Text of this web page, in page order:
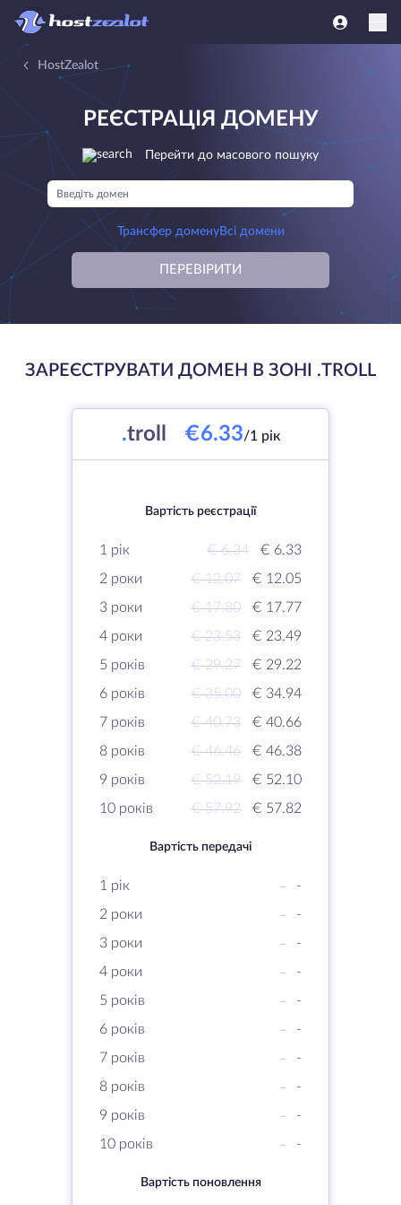
HostZealot
РЕЄСТРАЦІЯ ДОМЕНУ
Перейти до масового пошуку
Трансфер доменуВсі домени
ПЕРЕВІРИТИ
ЗАРЕЄСТРУВАТИ ДОМЕН В ЗОНІ .TROLL
.troll €6.33/1 рік
Вартість реєстрації
1 рік € 6.34
€ 6.33
2 роки
€ 12.07
€ 12.05
3 роки
€ 17.80
€ 17.77
4 роки
€ 23.53
€ 23.49
5 років
€ 29.27
€ 29.22
6 років
€ 35.00
€ 34.94
7 років
€ 40.73
€ 40.66
8 років
€ 46.46
€ 46.38
9 років
€ 52.19
€ 52.10
10 років
€ 57.92 € 57.82
Вартість передачі
1 рік -
-
2 роки
-
-
3 роки
-
-
4 роки
-
-
5 років
-
-
6 років
-
-
7 років
-
-
8 років
-
-
9 років
-
-
10 років
- -
Вартість поновлення